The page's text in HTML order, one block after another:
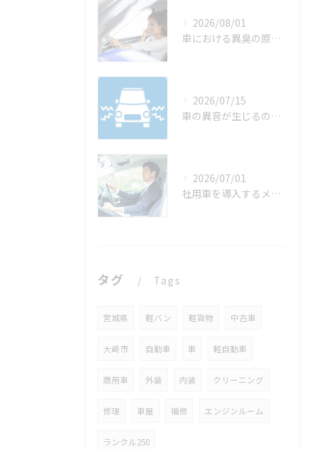
2026/08/01
車における異臭の原因は？
2026/07/15
車の異音が生じるのはなぜ？
2026/07/01
社用車を導入するメリットは？
タグ Tags
宮城県 軽バン 軽貨物 中古車
大崎市 自動車 車 軽自動車
商用車 外装 内装 クリーニング
修理 車屋 補修 エンジンルーム
ランクル250